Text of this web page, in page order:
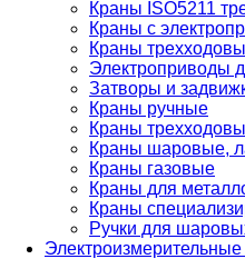
Краны ISO5211
Краны с
Краны
Электроприводы
Затворы и
Краны ручные
Краны
Краны шаровые,
Краны газовые
Краны для
Краны
Ручки для